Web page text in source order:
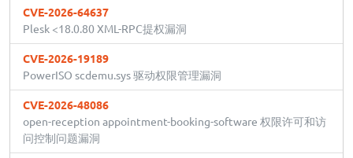
CVE-2026-64637
Plesk <18.0.80 XML-RPC提权漏洞
CVE-2026-19189
PowerISO scdemu.sys 驱动权限管理漏洞
CVE-2026-48086
open-reception appointment-booking-software 权限许可和访
问控制问题漏洞